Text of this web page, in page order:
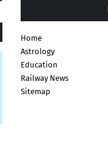
Home
Astrology
Education
Railway News
Sitemap